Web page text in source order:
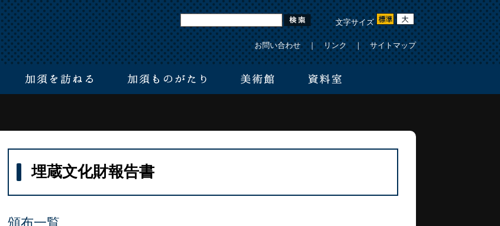
文字サイズ
お問い合わせ｜リンク｜サイトマップ
埋蔵文化財報告書
頒布一覧